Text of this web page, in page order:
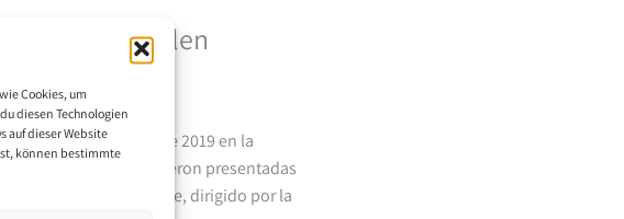
Cookies, um
diesen Technologien
auf dieser Website
können bestimmte
en St. Gallen
15 al 19 de mayo de 2019 en la
de la boca y el pie fueron presentadas
de la boca y el pie, dirigido por la